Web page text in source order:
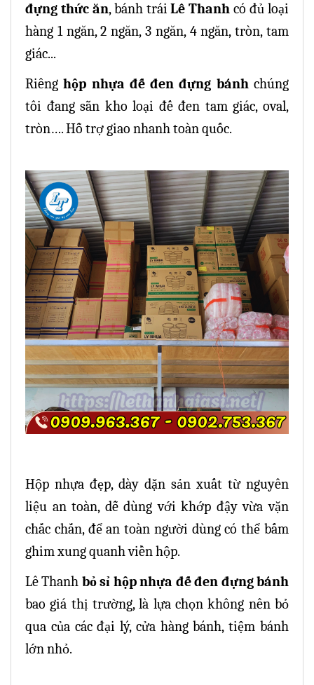
đựng thức ăn, bánh trái Lê Thanh có đủ loại
hàng 1 ngăn, 2 ngăn, 3 ngăn, 4 ngăn, tròn, tam
giác...
Riêng hộp nhựa đế đen đựng bánh chúng
tôi đang sẵn kho loại đế đen tam giác, oval,
tròn…. Hỗ trợ giao nhanh toàn quốc.
Hộp nhựa đẹp, dày dặn sản xuất từ nguyên
liệu an toàn, dễ dùng với khớp đậy vừa vặn
chắc chắn, để an toàn người dùng có thể bấm
ghim xung quanh viền hộp.
Lê Thanh bỏ sỉ hộp nhựa đế đen đựng bánh
bao giá thị trường, là lựa chọn không nên bỏ
qua của các đại lý, cửa hàng bánh, tiệm bánh
lớn nhỏ.